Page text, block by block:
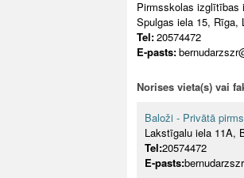
Pirmsskolas izglītības
Spulgas iela 15, Rīga,
Tel:20574472
E-pasts:
Norises vieta(s) vai
Baloži - Privātā
Lakstīgalu iela 11A,
Tel:20574472
E-pasts: